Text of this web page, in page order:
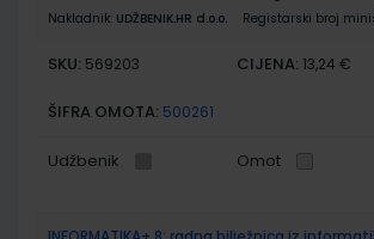
Nakladnik: UDŽBENIK.HR d.o.o. Registarski broj
SKU: 569203 CIJENA: 13,24 €
ŠIFRA OMOTA: 500261
Udžbenik Omot